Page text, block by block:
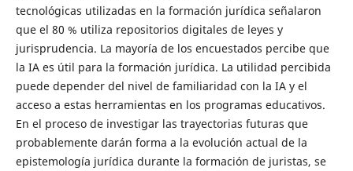
tecnológicas utilizadas en la formación jurídica señalaron
que el 80 % utiliza repositorios digitales de leyes y
jurisprudencia. La mayoría de los encuestados percibe que
la IA es útil para la formación jurídica. La utilidad percibida
puede depender del nivel de familiaridad con la IA y el
acceso a estas herramientas en los programas educativos.
En el proceso de investigar las trayectorias futuras que
probablemente darán forma a la evolución actual de la
epistemología jurídica durante la formación de juristas, se